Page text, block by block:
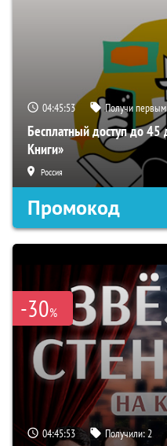
04:45:52 Получи
Бесплатный доступ до 45
Книги»
Россия
Промокод
-30%
04:45:52 Получили:2